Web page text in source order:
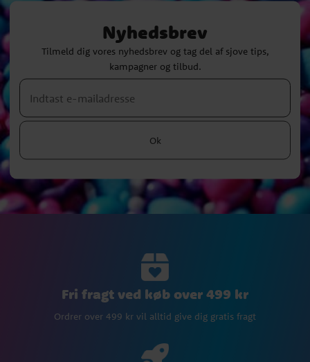
Nyhedsbrev
Tilmeld dig vores nyhedsbrev og tag del af sjove tips,
kampagner og tilbud.
Ok
Fri fragt ved køb over 499 kr
Ordrer over 499 kr vil alltid give dig gratis fragt